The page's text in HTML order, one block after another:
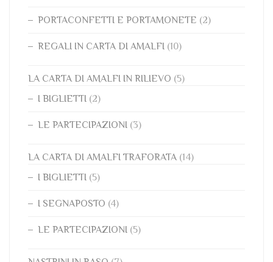
PORTACONFETTI E PORTAMONETE (2)
REGALI IN CARTA DI AMALFI (10)
LA CARTA DI AMALFI IN RILIEVO (5)
I BIGLIETTI (2)
LE PARTECIPAZIONI (3)
LA CARTA DI AMALFI TRAFORATA (14)
I BIGLIETTI (5)
I SEGNAPOSTO (4)
LE PARTECIPAZIONI (5)